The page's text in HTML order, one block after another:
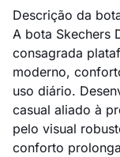
Descrição da
A bota Skechers
consagrada
moderno,
uso diário.
casual aliado à
pelo visual
conforto